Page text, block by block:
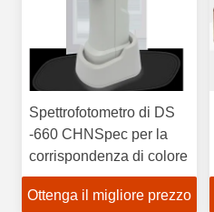
Spettrofotometro di DS
-660 CHNSpec per la
corrispondenza di colore
Ottenga il migliore prezzo